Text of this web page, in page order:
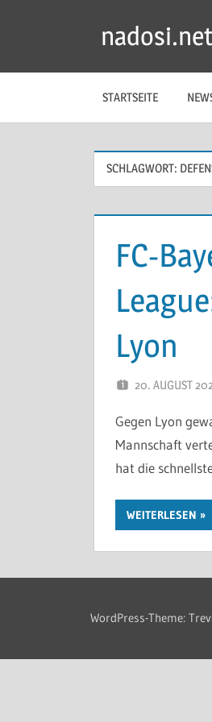
nadosi.net
STARTSEITE
SCHLAGWORT:
FC-
Lyon
20. AUGUST
Gegen Lyon
Mannschaft
hat die
WEITERLESEN
WordPress-Theme: